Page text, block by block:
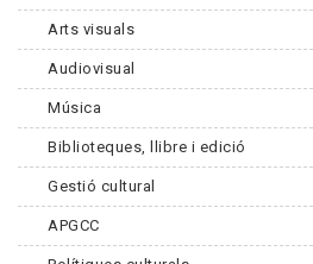
Arts visuals
Audiovisual
Música
Biblioteques, llibre i edició
Gestió cultural
APGCC